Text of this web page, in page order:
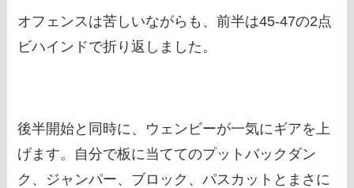
オフェンスは苦しいながらも、前半は45-47の2点
ビハインドで折り返しました。
後半開始と同時に、ウェンビーが一気にギアを上
げます。自分で板に当ててのプットバックダン
ク、ジャンパー、ブロック、パスカットとまさに